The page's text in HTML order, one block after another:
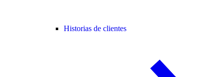
Historias de clientes